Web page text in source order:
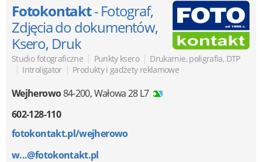
Fotokontakt- Fotograf,
Zdjęcia do dokumentów,
Ksero, Druk
Studio fotograficzne | Punkty ksero | Drukarnie, poligrafia, DTP
| Introligator | Produkty i gadżety reklamowe
Wejherowo84-200,Wałowa 28 L7
602-128-110
fotokontakt.pl/wejherowo
w...@fotokontakt.pl